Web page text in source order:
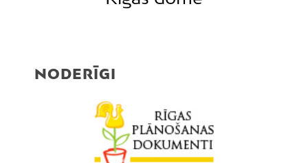
NODERĪGI